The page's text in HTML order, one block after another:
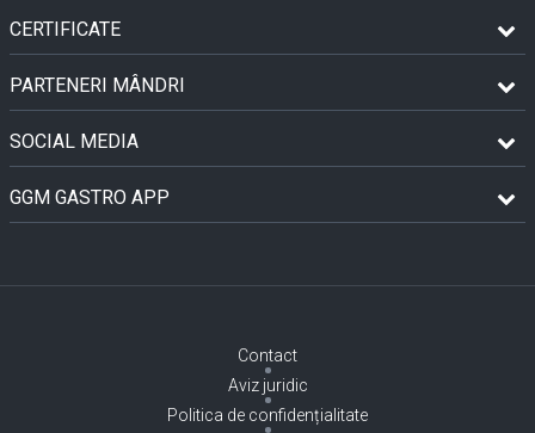
CERTIFICATE
PARTENERI MÂNDRI
SOCIAL MEDIA
GGM GASTRO APP
Contact
Aviz juridic
Politica de confidențialitate